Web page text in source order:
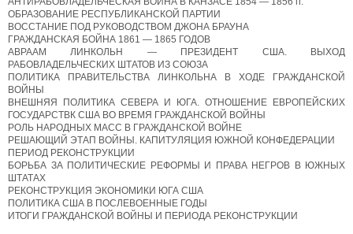
ОБРАЗОВАНИЕ РЕСПУБЛИКАНСКОЙ ПАРТИИ
ВОССТАНИЕ ПОД РУКОВОДСТВОМ ДЖОНА БРАУНА
ГРАЖДАНСКАЯ БОЙНА 1861 — 1865 ГОДОВ
АВРААМ ЛИНКОЛЬН — ПРЕЗИДЕНТ США. ВЫХОД
РАБОВЛАДЕЛЬЧЕСКИХ ШТАТОВ ИЗ СОЮЗА
ПОЛИТИКА ПРАВИТЕЛЬСТВА ЛИНКОЛЬНА В ХОДЕ ГРАЖДАНСКОЙ
ВОЙНЫ
ВНЕШНЯЯ ПОЛИТИКА СЕВЕРА И ЮГА. ОТНОШЕНИЕ ЕВРОПЕЙСКИХ
ГОСУДАРСТВК США ВО ВРЕМЯ ГРАЖДАНСКОЙ ВОЙНЫ
РОЛЬ НАРОДНЫХ МАСС В ГРАЖДАНСКОЙ ВОЙНЕ
РЕШАЮЩИЙ ЭТАП ВОЙНЫ. КАПИТУЛЯЦИЯ ЮЖНОЙ КОНФЕДЕРАЦИИ
ПЕРИОД РЕКОНСТРУКЦИИ
БОРЬБА ЗА ПОЛИТИЧЕСКИЕ РЕФОРМЫ И ПРАВА НЕГРОВ В ЮЖНЫХ
ШТАТАХ
РЕКОНСТРУКЦИЯ ЭКОНОМИКИ ЮГА США
ПОЛИТИКА США В ПОСЛЕВОЕННЫЕ ГОДЫ
ИТОГИ ГРАЖДАНСКОЙ ВОЙНЫ И ПЕРИОДА РЕКОНСТРУКЦИИ